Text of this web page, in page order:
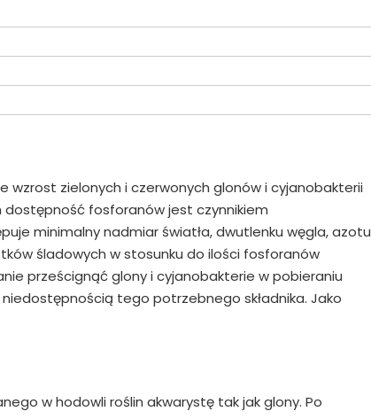
wzrost zielonych i czerwonych glonów i cyjanobakterii
fosforanów jest czynnikiem
minimalny nadmiar światła, dwutlenku węgla, azotu
śladowych w stosunku do ilości fosforanów
prześcignąć glony i cyjanobakterie w pobieraniu
tego potrzebnego składnika. Jako
w hodowli roślin akwarystę tak jak glony. Po